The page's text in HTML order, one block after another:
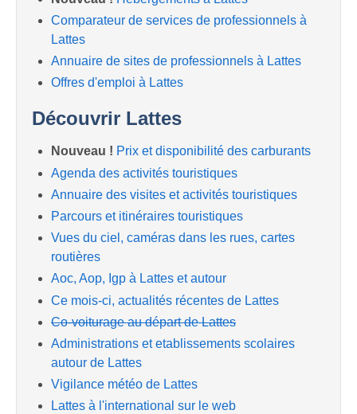
Comparateur de services de professionnels à
Lattes
Annuaire de sites de professionnels à Lattes
Offres d'emploi à Lattes
Découvrir Lattes
Nouveau ! Prix et disponibilité des carburants
Agenda des activités touristiques
Annuaire des visites et activités touristiques
Parcours et itinéraires touristiques
Vues du ciel, caméras dans les rues, cartes
routières
Aoc, Aop, Igp à Lattes et autour
Ce mois-ci, actualités récentes de Lattes
Co-voiturage au départ de Lattes
Administrations et etablissements scolaires
autour de Lattes
Vigilance météo de Lattes
Lattes à l'international sur le web